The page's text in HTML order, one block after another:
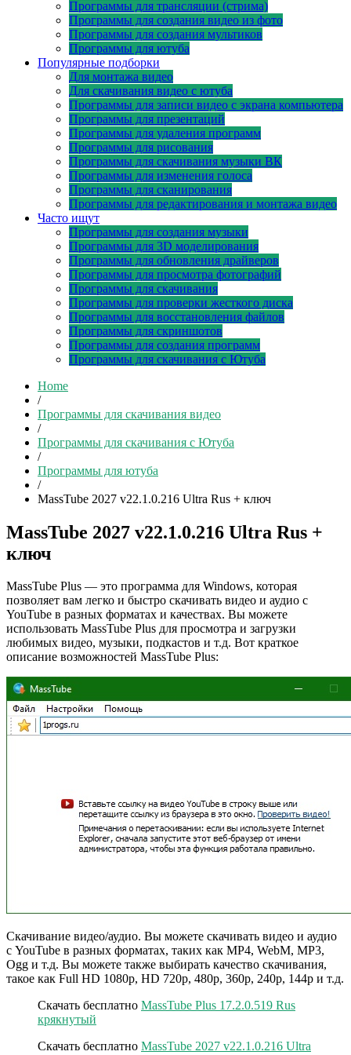
Программы для трансляции (стрима)
Программы для создания видео из фото
Программы для создания мультиков
Программы для ютуба
Популярные подборки
Для монтажа видео
Для скачивания видео с ютуба
Программы для записи видео с экрана компьютера
Программы для презентаций
Программы для удаления программ
Программы для рисования
Программы для скачивания музыки ВК
Программы для изменения голоса
Программы для сканирования
Программы для редактирования и монтажа видео
Часто ищут
Программы для создания музыки
Программы для 3D моделирования
Программы для обновления драйверов
Программы для просмотра фотографий
Программы для скачивания
Программы для проверки жесткого диска
Программы для восстановления файлов
Программы для скриншотов
Программы для создания программ
Программы для скачивания с Ютуба
Home
/
Программы для скачивания видео
/
Программы для скачивания с Ютуба
/
Программы для ютуба
/
MassTube 2027 v22.1.0.216 Ultra Rus + ключ
MassTube 2027 v22.1.0.216 Ultra Rus +
ключ
MassTube Plus — это программа для Windows, которая
позволяет вам легко и быстро скачивать видео и аудио с
YouTube в разных форматах и качествах. Вы можете
использовать MassTube Plus для просмотра и загрузки
любимых видео, музыки, подкастов и т.д. Вот краткое
описание возможностей MassTube Plus:
Скачивание видео/аудио. Вы можете скачивать видео и аудио
с YouTube в разных форматах, таких как MP4, WebM, MP3,
Ogg и т.д. Вы можете также выбирать качество скачивания,
такое как Full HD 1080p, HD 720p, 480p, 360p, 240p, 144p и т.д.
Скачать бесплатно MassTube Plus 17.2.0.519 Rus
крякнутый
Скачать бесплатно MassTube 2027 v22.1.0.216 Ultra